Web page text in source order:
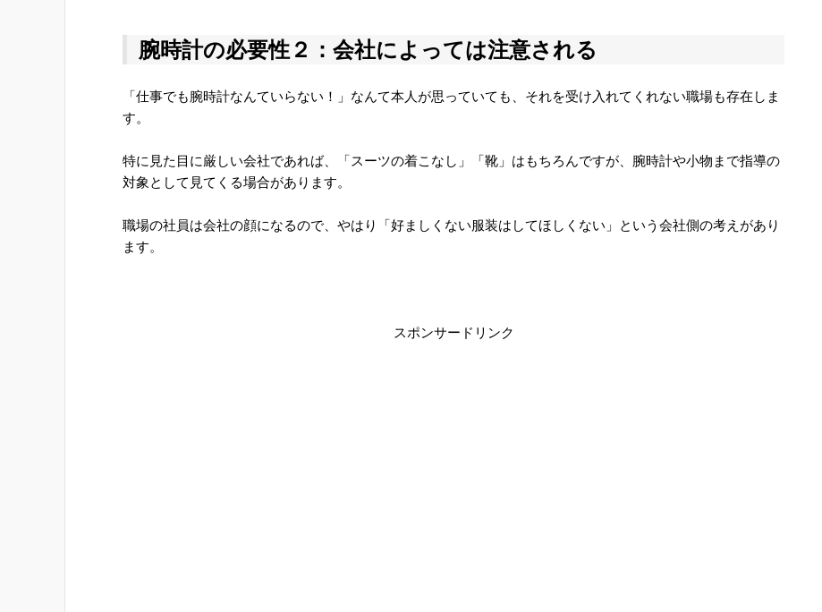
腕時計の必要性２：会社によっては注意される
「仕事でも腕時計なんていらない！」なんて本人が思っていても、それを受け入れてくれない職場も存在しま
す。
特に見た目に厳しい会社であれば、「スーツの着こなし」「靴」はもちろんですが、腕時計や小物まで指導の
対象として見てくる場合があります。
職場の社員は会社の顔になるので、やはり「好ましくない服装はしてほしくない」という会社側の考えがあり
ます。
スポンサードリンク